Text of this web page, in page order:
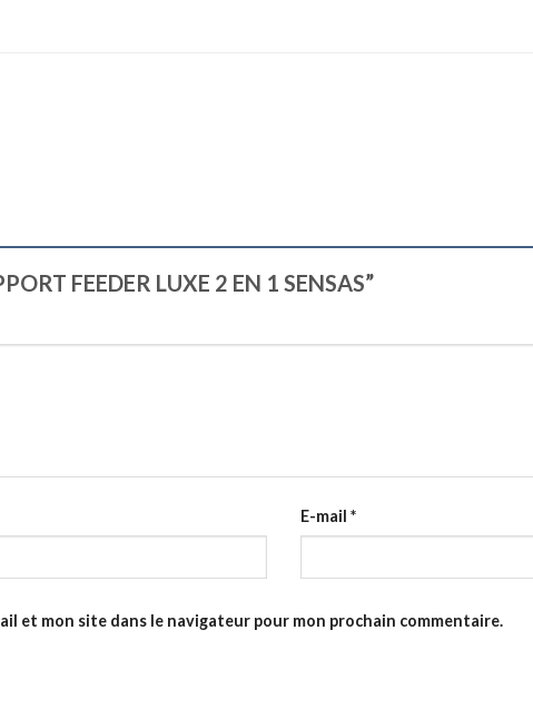
FEEDER LUXE 2 EN 1 SENSAS”
E-mail *
et mon site dans le navigateur pour mon prochain commentaire.